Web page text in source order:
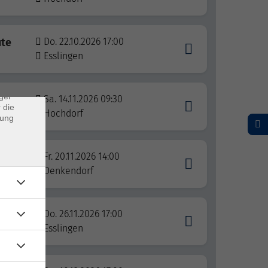
Do. 22.10.2026 17:00
Esslingen
Sa. 14.11.2026 09:30
Hochdorf
Fr. 20.11.2026 14:00
Denkendorf
Do. 26.11.2026 17:00
Esslingen
die